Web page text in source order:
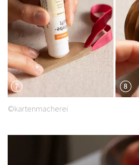
©kartenmacherei